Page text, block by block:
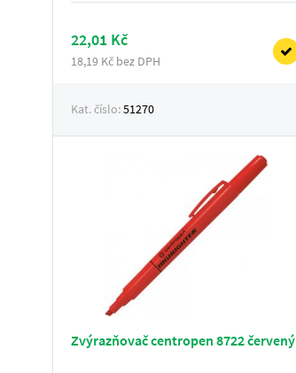
22,01 Kč
18,19 Kč bez DPH
Kat. číslo:51270
Zvýrazňovač centropen 8722 červený